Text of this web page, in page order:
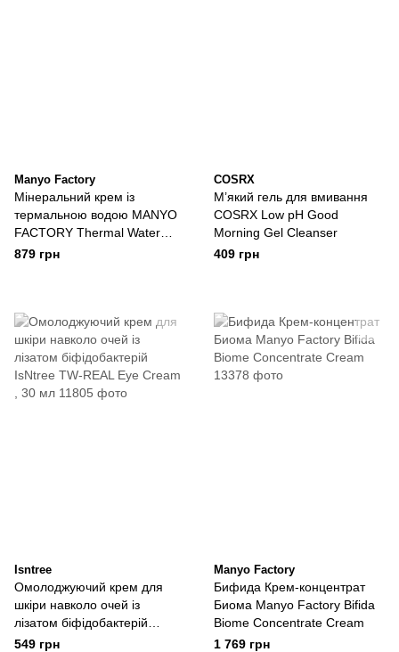
Manyo Factory
Мінеральний крем із
термальною водою MANYO
FACTORY Thermal Water
Mineral Cream
879 грн
COSRX
М’який гель для вмивання
COSRX Low pH Good
Morning Gel Cleanser
409 грн
Isntree
Омолоджуючий крем для
шкіри навколо очей із
лізатом біфідобактерій
IsNtree TW-REAL Eye Cream
549 грн
Manyo Factory
Бифида Крем-концентрат
Биома Manyo Factory Bifida
Biome Concentrate Cream
1 769 грн